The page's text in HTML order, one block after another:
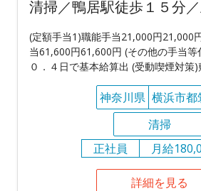
清掃／鴨居駅徒歩１５分
(定額手当1)職能手当21,000円21,000
当61,600円61,600円 (その他の手当等
０．４日で基本給算出 (受動喫煙対策)
神奈川県 横浜市都
清掃
正社員
月給
詳細を見る